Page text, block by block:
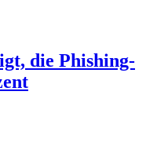
die Phishing-